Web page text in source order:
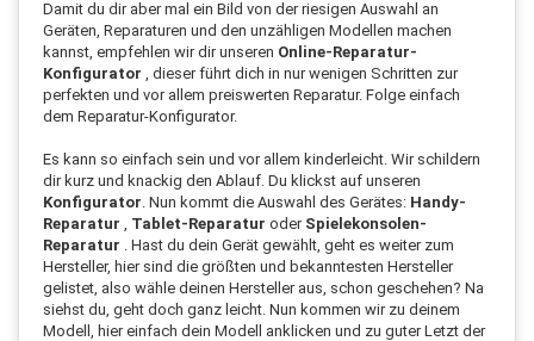
Damit du dir aber mal ein Bild von der riesigen Auswahl an
Geräten, Reparaturen und den unzähligen Modellen machen
kannst, empfehlen wir dir unseren Online-Reparatur-
Konfigurator , dieser führt dich in nur wenigen Schritten zur
perfekten und vor allem preiswerten Reparatur. Folge einfach
dem Reparatur-Konfigurator.
Es kann so einfach sein und vor allem kinderleicht. Wir schildern
dir kurz und knackig den Ablauf. Du klickst auf unseren
Konfigurator . Nun kommt die Auswahl des Gerätes: Handy-
Reparatur
Tablet-Reparatur oder Spielekonsolen-
Reparatur . Hast du dein Gerät gewählt, geht es weiter zum
Hersteller, hier sind die größten und bekanntesten Hersteller
gelistet, also wähle deinen Hersteller aus, schon geschehen? Na
siehst du, geht doch ganz leicht. Nun kommen wir zu deinem
Modell, hier einfach dein Modell anklicken und zu guter Letzt der